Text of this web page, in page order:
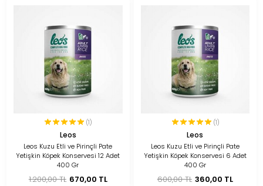
(1)
Leos
Leos Kuzu Etli ve Pirinçli Pate
Yetişkin Köpek Konservesi 12 Adet
400 Gr
1.200,00 TL 670,00 TL
(1)
Leos
Leos Kuzu Etli ve Pirinçli Pate
Yetişkin Köpek Konservesi 6 Adet
400 Gr
600,00 TL 360,00 TL